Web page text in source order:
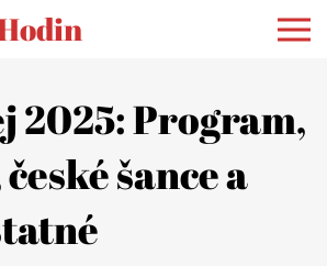
2025: Program,
šance a